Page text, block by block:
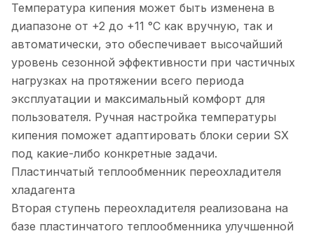
Температура кипения может быть изменена в
диапазоне от +2 до +11 °С как вручную, так и
автоматически, это обеспечивает высочайший
уровень сезонной эффективности при частичных
нагрузках на протяжении всего периода
эксплуатации и максимальный комфорт для
пользователя. Ручная настройка температуры
кипения поможет адаптировать блоки серии SX
под какие-либо конкретные задачи.
Пластинчатый теплообменник переохладителя
хладагента
Вторая ступень переохладителя реализована на
базе пластинчатого теплообменника улучшенной